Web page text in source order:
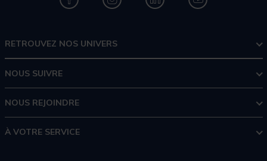
RETROUVEZ NOS UNIVERS
NOUS SUIVRE
NOUS REJOINDRE
À VOTRE SERVICE